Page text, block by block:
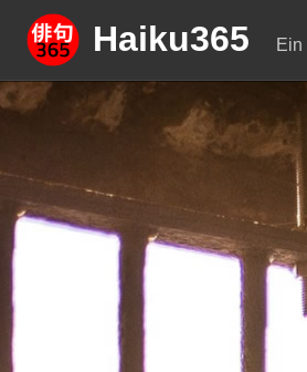
Springe
zum
Inhalt
Haiku365